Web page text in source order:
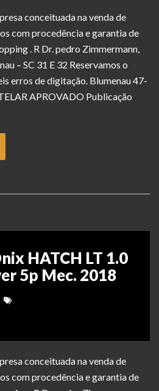
conceituada na venda de
com procedência e garantia de
. R Dr. pedro Zimmermann,
– SC 31 E 32 Reservamos o
erros de digitação. Blumenau 47-
APROVADO Publicação
HATCH LT 1.0
5p Mec. 2018
conceituada na venda de
com procedência e garantia de